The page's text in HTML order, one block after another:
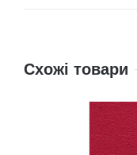
Схожі товари